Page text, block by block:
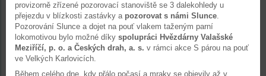
provizorně zřízené pozorovací stanoviště se 3 dalekohledy u
přejezdu v blízkosti zastávky a pozorovat s námi Slunce.
Pozorování Slunce a dojet na pouť vlakem taženým parní
lokomotivou bylo možné díky spolupráci Hvězdárny Valašské
Meziříčí, p. o. a Českých drah, a. s. v rámci akce S párou na pouť
ve Velkých Karlovicích.
Během celého dne, kdy přálo počasí a mraky se objevily až v